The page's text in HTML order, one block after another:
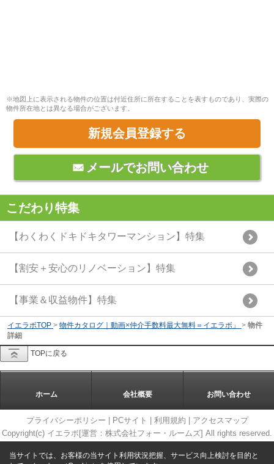
※地図上に表示される物件の位置は付近住所に所在することを表すものであり、実際の
物件所在地とは異なる場合がございます。
新規会員登録する
メールでお問い合わせ
こだわり特集
【わくわくドキドキタワーマンション】特集
【割安＋安心のリノベーション】特集
【事業＆収益物件】特集
イエラボTOP > 物件カタログ｜動画×仲介手数料最大無料＝イエラボ」 > 物件
詳細
TOPに戻る
ホーム 会社概要 お問い合わせ
プライバシーポリシー PCサイト 利用規約
アクセスマップ
Copyright(c) イエラボ[運営：株式会社フォー・ルームズ] All rights reserved.
当サイトでは、お客様の当サイト利用状況把握、サービス向上検討を目的と